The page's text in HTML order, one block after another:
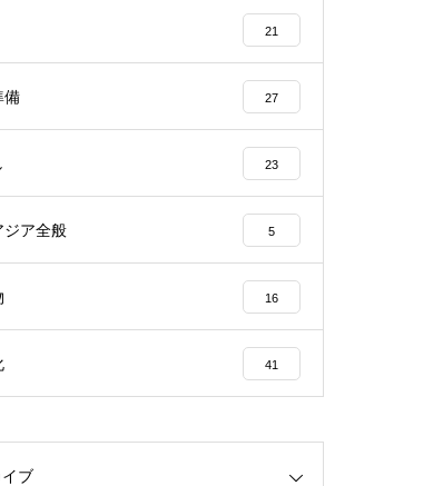
21
備 27
23
ジア全般 5
16
41
ブ